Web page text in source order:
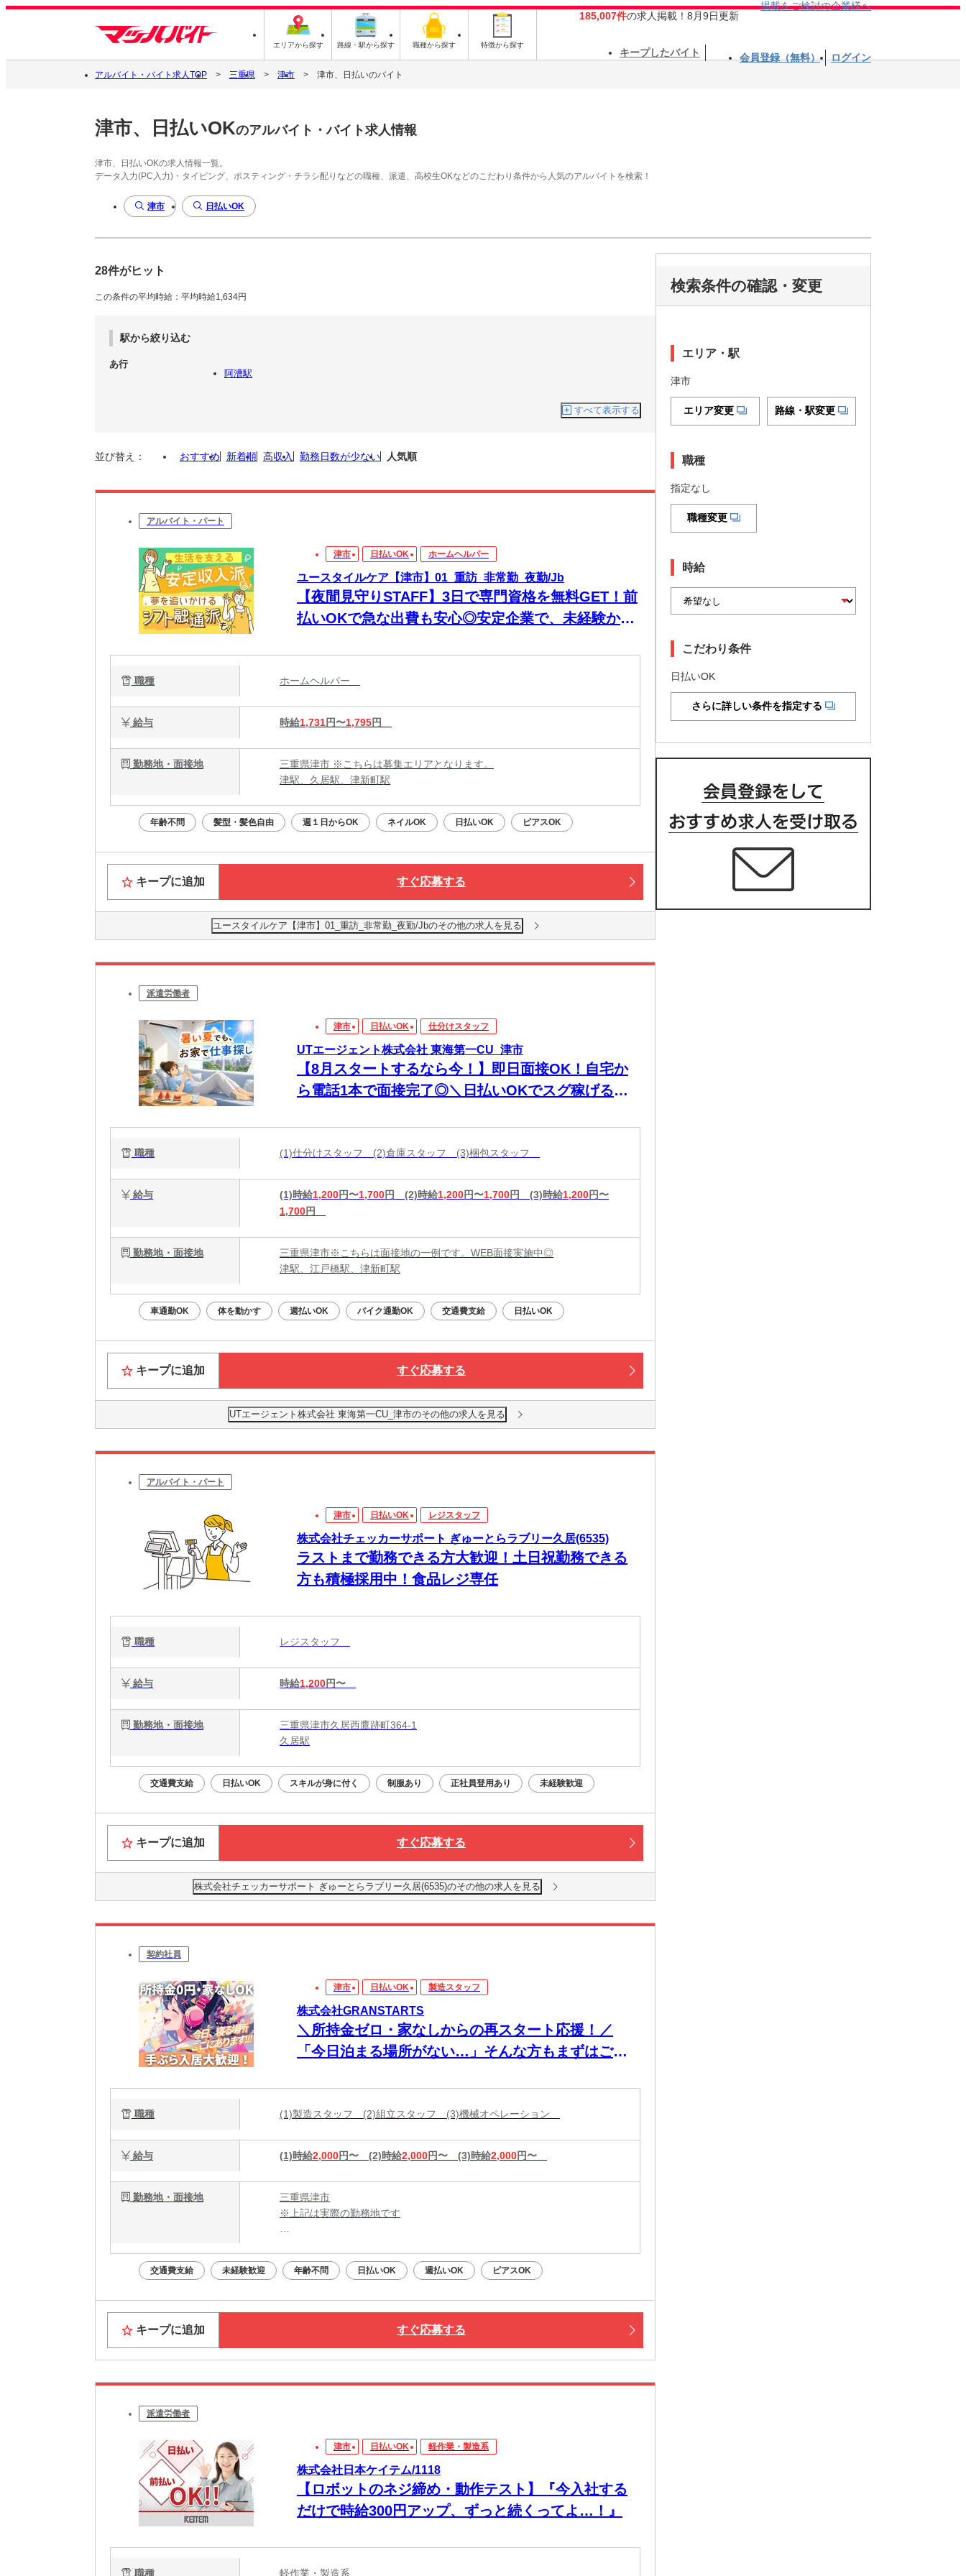
エリアから探す 路線・駅から探す 職種から探す 特徴から探す
185,007件の求人掲載！8月9日更新
掲載をご検討の企業様へ
キープしたバイト 会員登録（無料） ログイン
アルバイト・バイト求人TOP 三重県 津市 津市、日払いのバイト
津市、日払いOKのアルバイト・バイト求人情報
津市、日払いOKの求人情報一覧。
データ入力(PC入力)・タイピング、ポスティング・チラシ配りなどの職種、派遣、高校生OKなどのこだわり条件から人気のアルバイトを検索！
津市 日払いOK
28件がヒット
この条件の平均時給：平均時給1,634円
駅から絞り込む
あ行
阿漕駅
すべて表示する
並び替え： おすすめ 新着順 高収入 勤務日数が少ない 人気順
アルバイト・パート
津市 日払いOK ホームヘルパー
ユースタイルケア【津市】01_重訪_非常勤_夜勤/Jb
【夜間見守りSTAFF】3日で専門資格を無料GET！前
払いOKで急な出費も安心◎安定企業で、未経験から
職種 ホームヘルパー
給与 時給1,731円〜1,795円
勤務地・面接地
三重県津市 ※こちらは募集エリアとなります。
津駅、久居駅、津新町駅
年齢不問 髪型・髪色自由 週１日からOK ネイルOK 日払いOK ピアスOK
キープに追加 すぐ応募する
ユースタイルケア【津市】01_重訪_非常勤_夜勤/Jbのその他の求人を見る
派遣労働者
津市 日払いOK 仕分けスタッフ
UTエージェント株式会社 東海第一CU_津市
【8月スタートするなら今！】即日面接OK！自宅か
ら電話1本で面接完了◎＼日払いOKでスグ稼げる／
職種 (1)仕分けスタッフ (2)倉庫スタッフ (3)梱包スタッフ
給与 (1)時給1,200円〜1,700円 (2)時給1,200円〜1,700円 (3)時給1,200円〜
1,700円
勤務地・面接地
三重県津市※こちらは面接地の一例です。WEB面接実施中◎
津駅、江戸橋駅、津新町駅
車通勤OK 体を動かす 週払いOK バイク通勤OK 交通費支給 日払いOK
キープに追加 すぐ応募する
UTエージェント株式会社 東海第一CU_津市のその他の求人を見る
アルバイト・パート
津市 日払いOK レジスタッフ
株式会社チェッカーサポート ぎゅーとらラブリー久居(6535)
ラストまで勤務できる方大歓迎！土日祝勤務できる
方も積極採用中！食品レジ専任
職種 レジスタッフ
給与 時給1,200円〜
勤務地・面接地
三重県津市久居西鷹跡町364-1
久居駅
交通費支給 日払いOK スキルが身に付く 制服あり 正社員登用あり 未経験歓迎
キープに追加 すぐ応募する
株式会社チェッカーサポート ぎゅーとらラブリー久居(6535)のその他の求人を見る
契約社員
津市 日払いOK 製造スタッフ
株式会社GRANSTARTS
＼所持金ゼロ・家なしからの再スタート応援！／
「今日泊まる場所がない…」そんな方もまずはご相
能◎働く場所も
職種 (1)製造スタッフ (2)組立スタッフ (3)機械オペレーション
給与 (1)時給2,000円〜 (2)時給2,000円〜 (3)時給2,000円〜
勤務地・面接地
三重県津市
※上記は実際の勤務地です
Web面接・電話面接・対面面接から、ご希望の方法を選べます◎
交通費支給 未経験歓迎 年齢不問 日払いOK 週払いOK ピアスOK
キープに追加 すぐ応募する
派遣労働者
津市 日払いOK 軽作業・製造系
株式会社日本ケイテム/1118
【ロボットのネジ締め・動作テスト】『今入社する
だけで時給300円アップ、ずっと続くってよ…！』
職種 軽作業・製造系
検索条件の確認・変更
エリア・駅
津市
エリア変更 路線・駅変更
職種
指定なし
職種変更
時給
こだわり条件
日払いOK
さらに詳しい条件を指定する